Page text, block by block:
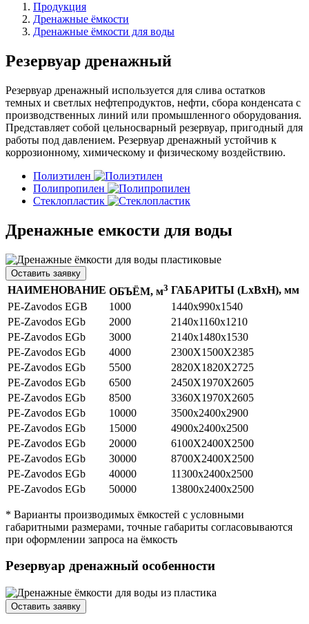
Продукция
Дренажные ёмкости
Дренажные ёмкости для воды
Резервуар дренажный
Резервуар дренажный используется для слива остатков
темных и светлых нефтепродуктов, нефти, сбора конденсата с
производственных линий или промышленного оборудования.
Представляет собой цельносварный резервуар, пригодный для
работы под давлением. Резервуар дренажный устойчив к
коррозионному, химическому и физическому воздействию.
Полиэтилен
Полипропилен
Стеклопластик
Дренажные емкости для воды
Оставить заявку
НАИМЕНОВАНИЕ ОБЪЁМ, м3 ГАБАРИТЫ (LxBxH), мм
PE-Zavodos EGB
1000
1440х990х1540
PE-Zavodos EGb
2000
2140х1160х1210
PE-Zavodos EGb
3000
2140х1480х1530
PE-Zavodos EGb
4000
2300X1500X2385
PE-Zavodos EGb
5500
2820X1820X2725
PE-Zavodos EGb
6500
2450X1970X2605
PE-Zavodos EGb
8500
3360X1970X2605
PE-Zavodos EGb
10000
3500x2400x2900
PE-Zavodos EGb
15000
4900х2400х2500
PE-Zavodos EGb
20000
6100X2400X2500
PE-Zavodos EGb
30000
8700X2400X2500
PE-Zavodos EGb
40000
11300x2400x2500
PE-Zavodos EGb
50000 13800х2400х2500
* Варианты производимых ёмкостей с условными
габаритными размерами, точные габариты согласовываются
при оформлении запроса на ёмкость
Резервуар дренажный особенности
Оставить заявку